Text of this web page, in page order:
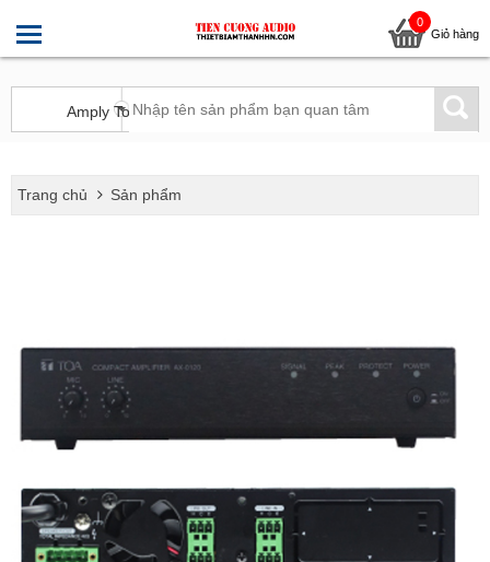
0
Giỏ hàng
Trang chủ Sản phẩm